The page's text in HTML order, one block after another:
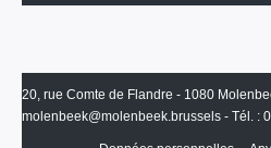
20, rue Comte de Flandre - 1080
molenbeek@molenbeek.brussels - Tél. :